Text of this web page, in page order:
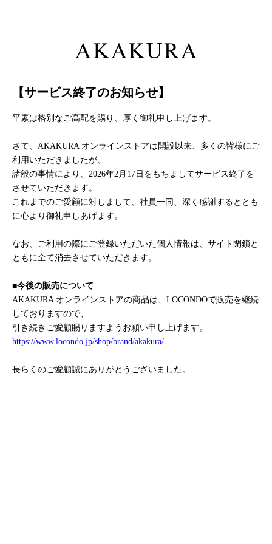
【サービス終了のお知らせ】
平素は格別なご高配を賜り、厚く御礼申し上げます。
さて、AKAKURA オンラインストアは開設以来、多くの皆様にご
利用いただきましたが、
諸般の事情により、2026年2月17日をもちましてサービス終了を
させていただきます。
これまでのご愛顧に対しまして、社員一同、深く感謝するととも
に心より御礼申しあげます。
なお、ご利用の際にご登録いただいた個人情報は、サイト閉鎖と
ともに全て消去させていただきます。
■今後の販売について
AKAKURA オンラインストアの商品は、LOCONDOで販売を継続
しておりますので、
引き続きご愛顧賜りますようお願い申し上げます。
https://www.locondo.jp/shop/brand/akakura/
長らくのご愛顧誠にありがとうございました。